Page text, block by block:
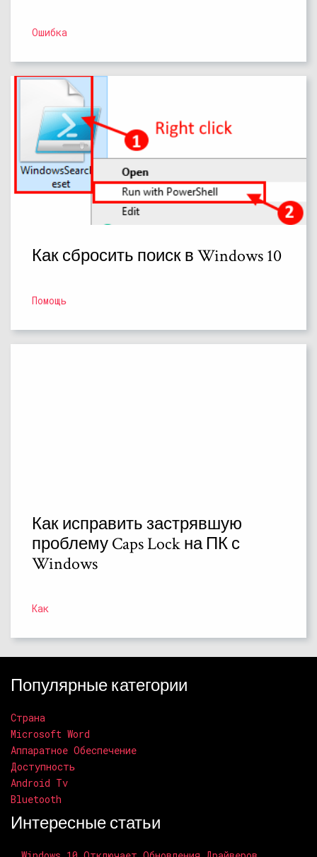
Ошибка
Как сбросить поиск в Windows 10
Помощь
Как исправить застрявшую
проблему Caps Lock на ПК с
Windows
Как
Популярные категории
Страна
Microsoft Word
Аппаратное Обеспечение
Доступность
Android Tv
Bluetooth
Интересные статьи